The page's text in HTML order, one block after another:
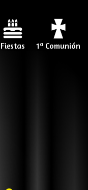
Fiestas 1ª Comunión